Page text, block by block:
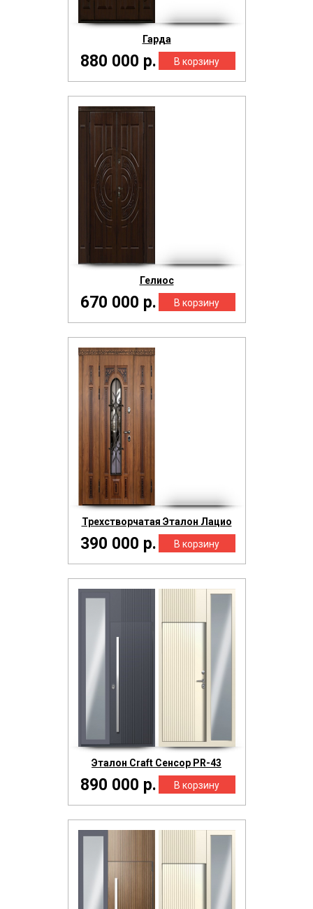
Гарда
880 000 р.
Гелиос
670 000 р.
Трехстворчатая Эталон Лацио
390 000 р.
Эталон Craft Сенсор PR-43
890 000 р.